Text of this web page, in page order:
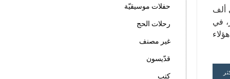
ألف
عشر، في
وقد جاء هؤلاء
حفلات موسيقيّة
رحلات الحج
غير مصنف
قدّيسون
كتب